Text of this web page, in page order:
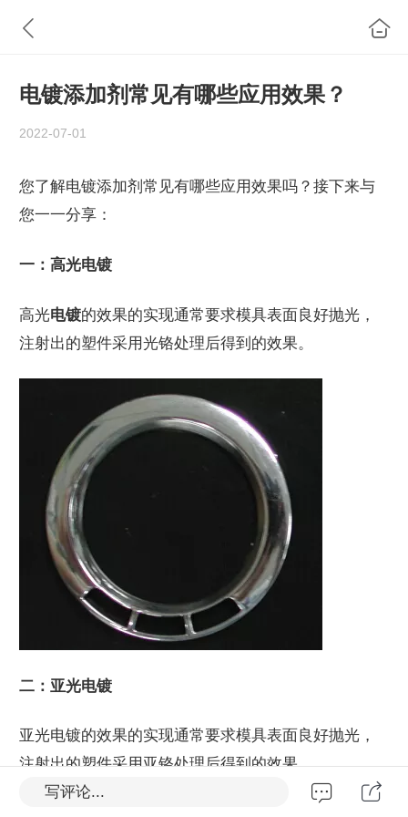
电镀添加剂常见有哪些应用效果？
2022-07-01
您了解电镀添加剂常见有哪些应用效果吗？接下来与
您一一分享：
一：高光电镀
高光电镀的效果的实现通常要求模具表面良好抛光，
注射出的塑件采用光铬处理后得到的效果。
二：亚光电镀
亚光电镀的效果的实现通常要求模具表面良好抛光，
注射出的塑件采用亚铬处理后得到的效果。
写评论...